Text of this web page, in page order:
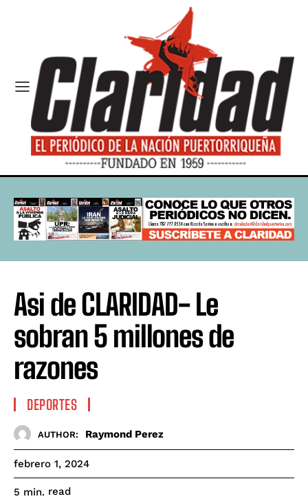
Asi de CLARIDAD- Le
sobran 5 millones de
razones
DEPORTES
AUTHOR: Raymond Perez
febrero 1, 2024
5 min. read